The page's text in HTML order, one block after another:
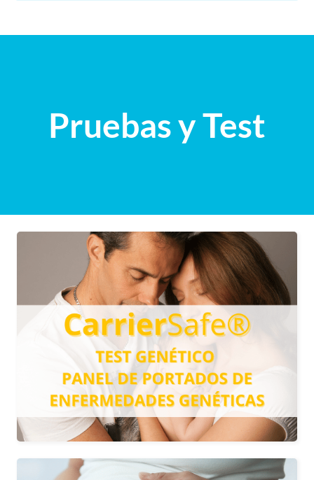
Pruebas y Test
PANEL DE PORTADORES DE
ENFERMEDADES
GENÉTICAS
Determina si una persona es portadora
de variantes patogénicas que puedan
derivar en una enfermedad en su
descendencia.
Más información